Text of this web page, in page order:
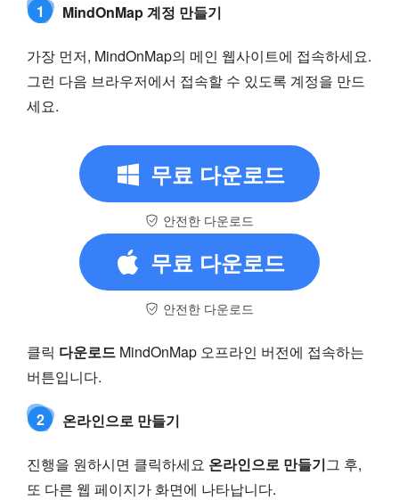
1 MindOnMap 계정 만들기
가장 먼저, MindOnMap의 메인 웹사이트에 접속하세요.
그런 다음 브라우저에서 접속할 수 있도록 계정을 만드
세요.
무료 다운로드
안전한 다운로드
무료 다운로드
안전한 다운로드
클릭 다운로드 MindOnMap 오프라인 버전에 접속하는
버튼입니다.
2 온라인으로 만들기
진행을 원하시면 클릭하세요 온라인으로 만들기그 후,
또 다른 웹 페이지가 화면에 나타납니다.